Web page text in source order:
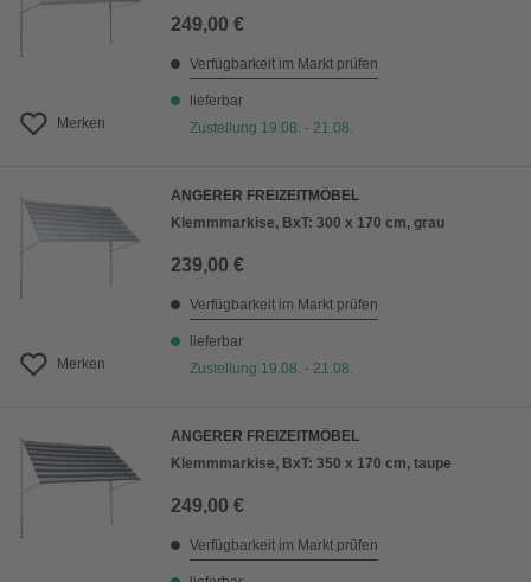
Merken
249,00 €
Verfügbarkeit im Markt prüfen
lieferbar
Zustellung 19.08. - 21.08.
Merken
ANGERER FREIZEITMÖBEL
Klemmmarkise, BxT: 300 x 170 cm, grau
239,00 €
Verfügbarkeit im Markt prüfen
lieferbar
Zustellung 19.08. - 21.08.
ANGERER FREIZEITMÖBEL
Klemmmarkise, BxT: 350 x 170 cm, taupe
249,00 €
Verfügbarkeit im Markt prüfen